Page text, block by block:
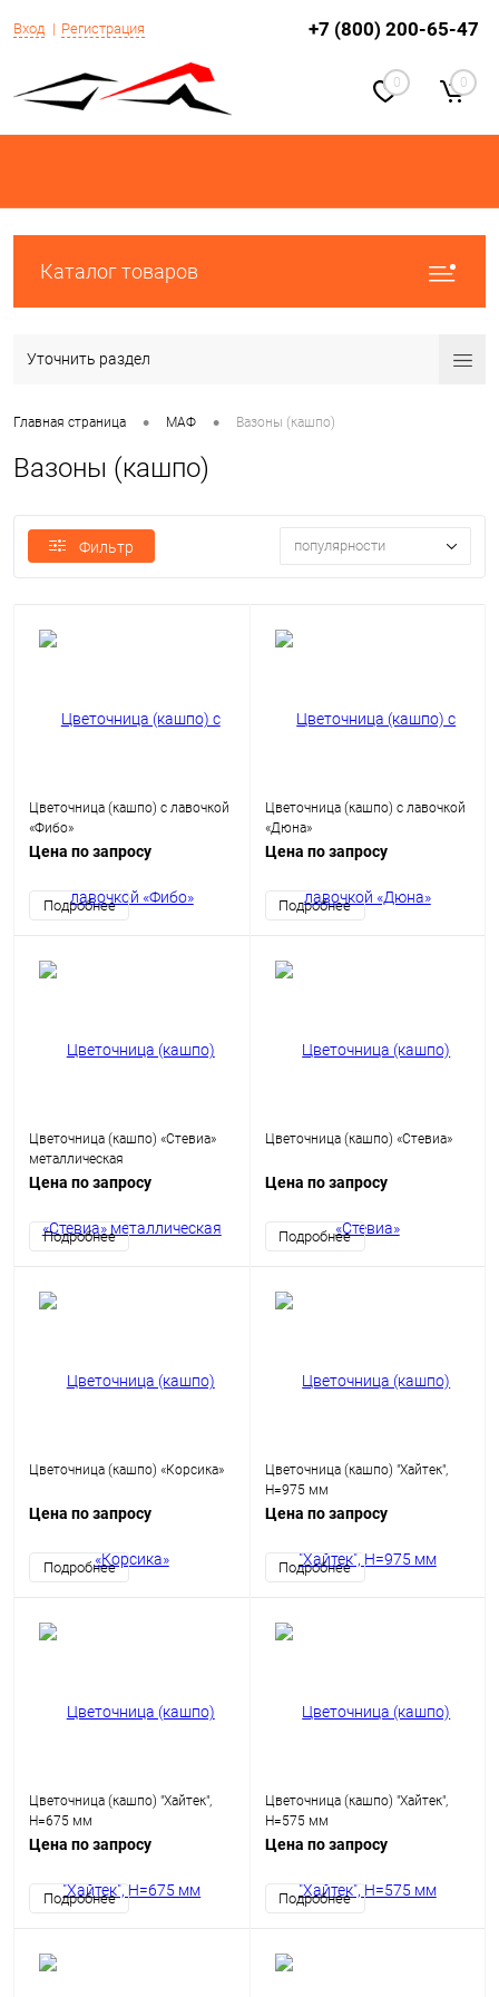
Вход Регистрация +7 (800) 200-65-47
0 0
Каталог товаров
Уточнить раздел
Главная страница • МАФ • Вазоны (кашпо)
Вазоны (кашпо)
Фильтр популярности
Цветочница (кашпо) с лавочкой
«Фибо»
Цена по запросу
Подробнее
Цветочница (кашпо) с лавочкой
«Дюна»
Цена по запросу
Подробнее
Цветочница (кашпо) «Стевиа»
металлическая
Цена по запросу
Подробнее
Цветочница (кашпо) «Стевиа»
Цена по запросу
Подробнее
Цветочница (кашпо) «Корсика»
Цена по запросу
Подробнее
Цветочница (кашпо) "Хайтек",
H=975 мм
Цена по запросу
Подробнее
Цветочница (кашпо) "Хайтек",
H=675 мм
Цена по запросу
Подробнее
Цветочница (кашпо) "Хайтек",
H=575 мм
Цена по запросу
Подробнее